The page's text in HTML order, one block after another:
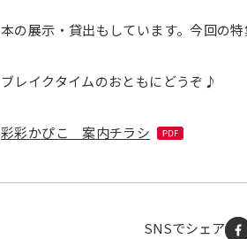
本の展示・貸出もしています。今回の特
ブレイクタイムのおともにどうぞ♪
彩彩かぴこ 案内チラシ
SNSでシェア